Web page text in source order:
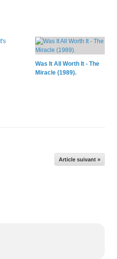
Was It All Worth It - The
Miracle (1989).
Article suivant »